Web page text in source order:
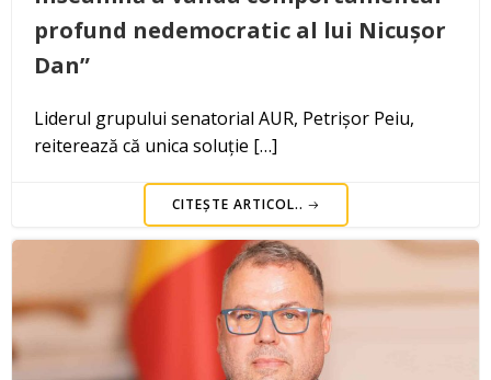
profund nedemocratic al lui Nicușor
Dan”
Liderul grupului senatorial AUR, Petrișor Peiu,
reiterează că unica soluție […]
CITEȘTE ARTICOL..